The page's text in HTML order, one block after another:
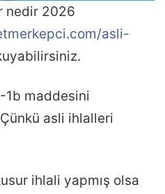
nedir 2026
asli-
1b maddesini
asli ihlalleri
ihlali yapmış olsa